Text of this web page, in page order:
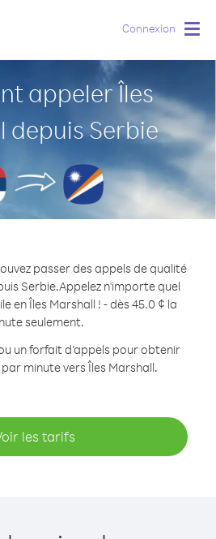
Connexion
appeler Îles
depuis Serbie
passer des appels de qualité
Serbie.Appelez n'importe quel
en Îles Marshall ! - dès 45.0 ¢ la
seulement.
un forfait d’appels pour obtenir
minute vers Îles Marshall.
les tarifs